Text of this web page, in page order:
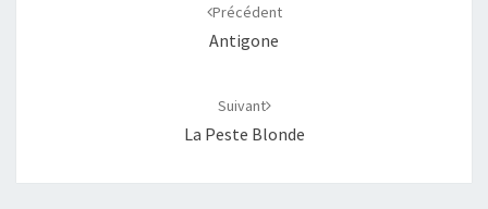
Précédent
Antigone
Suivant
La Peste Blonde